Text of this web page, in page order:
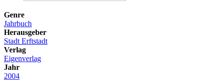
Genre
Jahrbuch
Herausgeber
Stadt Erftstadt
Verlag
Eigenverlag
Jahr
2004